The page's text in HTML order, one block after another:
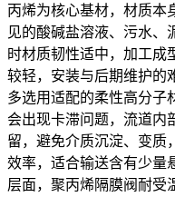
丙烯为核心基材，材质本
见的酸碱盐溶液、污水、
时材质韧性适中，加工成
较轻，安装与后期维护的
多选用适配的柔性高分子
会出现卡滞问题，流道内
留，避免介质沉淀、变质
效率，适合输送含有少量
层面，聚丙烯隔膜阀耐受